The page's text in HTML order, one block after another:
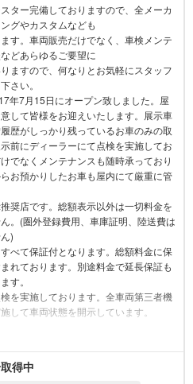
ター完備しておりますので、全メーカ
グやカスタムなども
す。車両販売だけでなく、車検メンテ
どあらゆるご要望に
ますので、何なりとお気軽にスタッフ
さい。
年7月15日にオープン致しました。屋
して皆様をお迎えいたします。展示車
歴がしっかり残っているお車のみの取
前にディーラーにて点検を実施してお
でなくメンテナンスも随時承っており
お預かりしたお車も屋内にて厳重に管
奨店です。総額表示以外は一切料金を
。(圏外登録費用、車庫証明、陸送費は
)
べて保証付となります。総額料金に保
れております。別途料金で延長保証も
す。
を実施しております。全車両第三者機
して車両状態を開示しています。
得中